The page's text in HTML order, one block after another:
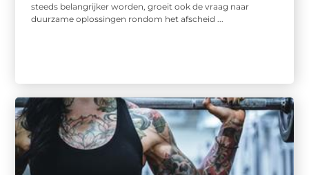
steeds belangrijker worden, groeit ook de vraag naar
duurzame oplossingen rondom het afscheid ...